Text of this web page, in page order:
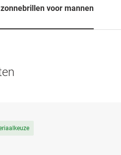
voor mannen